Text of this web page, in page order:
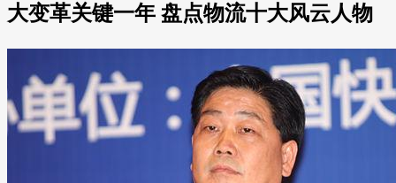
大变革关键一年 盘点物流十大风云人物